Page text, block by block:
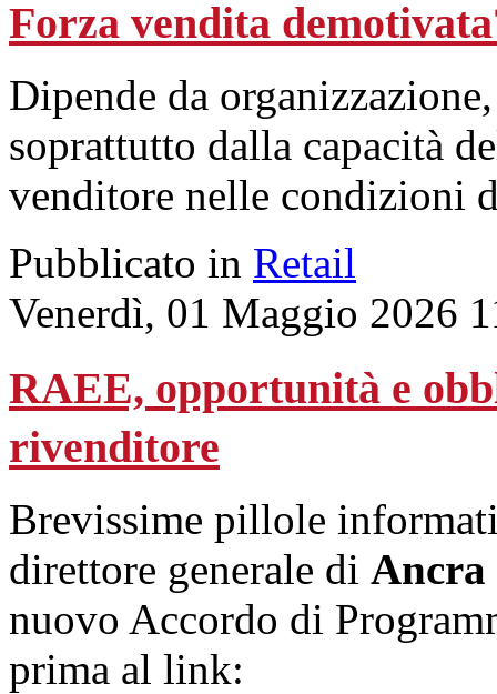
Forza vendita
Dipende da
soprattutto dalla capacità
venditore nelle condizioni
Pubblicato in Retail
Venerdì, 01 Maggio 2026
RAEE, opportunità e
rivenditore
Brevissime pillole
direttore generale di Ancra
nuovo Accordo di
prima al link: